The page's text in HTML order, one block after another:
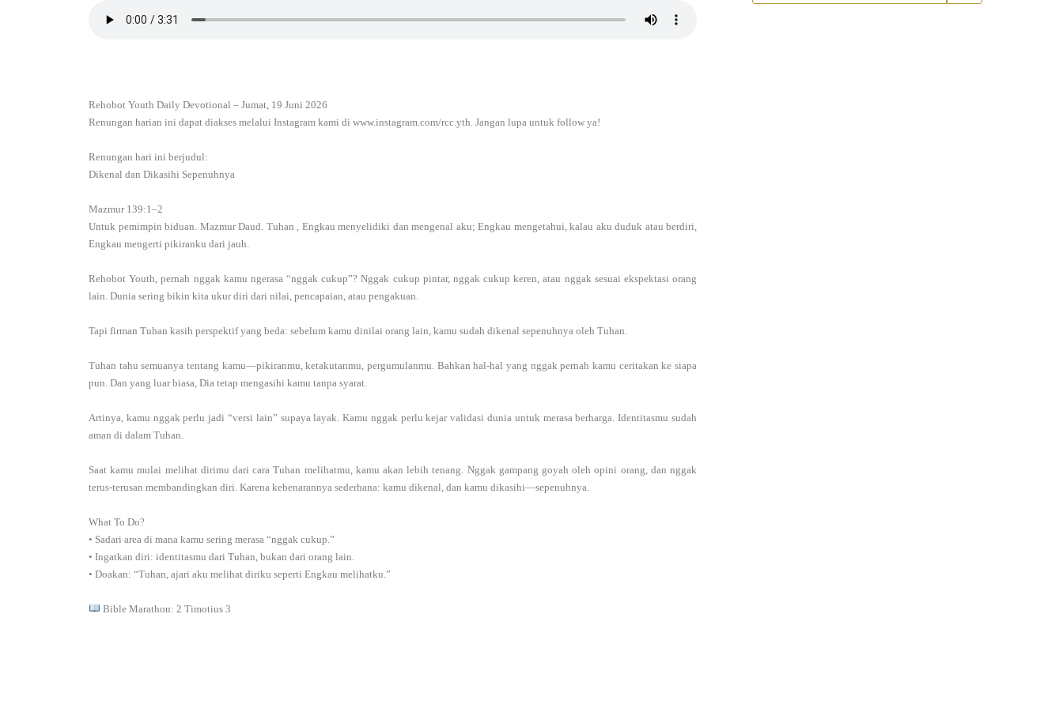
Rehobot Youth Daily Devotional – Jumat, 19 Juni 2026
Renungan harian ini dapat diakses melalui Instagram kami di www.instagram.com/rcc.yth. Jangan lupa untuk follow ya!
Renungan hari ini berjudul:
Dikenal dan Dikasihi Sepenuhnya
Mazmur 139:1–2
Untuk pemimpin biduan. Mazmur Daud. Tuhan , Engkau menyelidiki dan mengenal aku; Engkau mengetahui, kalau aku duduk atau berdiri,
Engkau mengerti pikiranku dari jauh.
Rehobot Youth, pernah nggak kamu ngerasa “nggak cukup”? Nggak cukup pintar, nggak cukup keren, atau nggak sesuai ekspektasi orang
lain. Dunia sering bikin kita ukur diri dari nilai, pencapaian, atau pengakuan.
Tapi firman Tuhan kasih perspektif yang beda: sebelum kamu dinilai orang lain, kamu sudah dikenal sepenuhnya oleh Tuhan.
Tuhan tahu semuanya tentang kamu—pikiranmu, ketakutanmu, pergumulanmu. Bahkan hal-hal yang nggak pernah kamu ceritakan ke siapa
pun. Dan yang luar biasa, Dia tetap mengasihi kamu tanpa syarat.
Artinya, kamu nggak perlu jadi “versi lain” supaya layak. Kamu nggak perlu kejar validasi dunia untuk merasa berharga. Identitasmu sudah
aman di dalam Tuhan.
Saat kamu mulai melihat dirimu dari cara Tuhan melihatmu, kamu akan lebih tenang. Nggak gampang goyah oleh opini orang, dan nggak
terus-terusan membandingkan diri. Karena kebenarannya sederhana: kamu dikenal, dan kamu dikasihi—sepenuhnya.
What To Do?
• Sadari area di mana kamu sering merasa “nggak cukup.”
• Ingatkan diri: identitasmu dari Tuhan, bukan dari orang lain.
• Doakan: “Tuhan, ajari aku melihat diriku seperti Engkau melihatku.”
Bible Marathon: 2 Timotius 3